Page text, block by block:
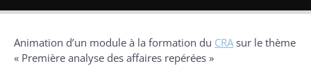
Vous êtes ici :
Animation d’un module à la formation du CRAsur le thème
« Première analyse des affaires repérées »